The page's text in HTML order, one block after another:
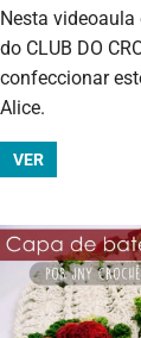
Nesta
do CLUB DO
confeccionar
Alice.
VER